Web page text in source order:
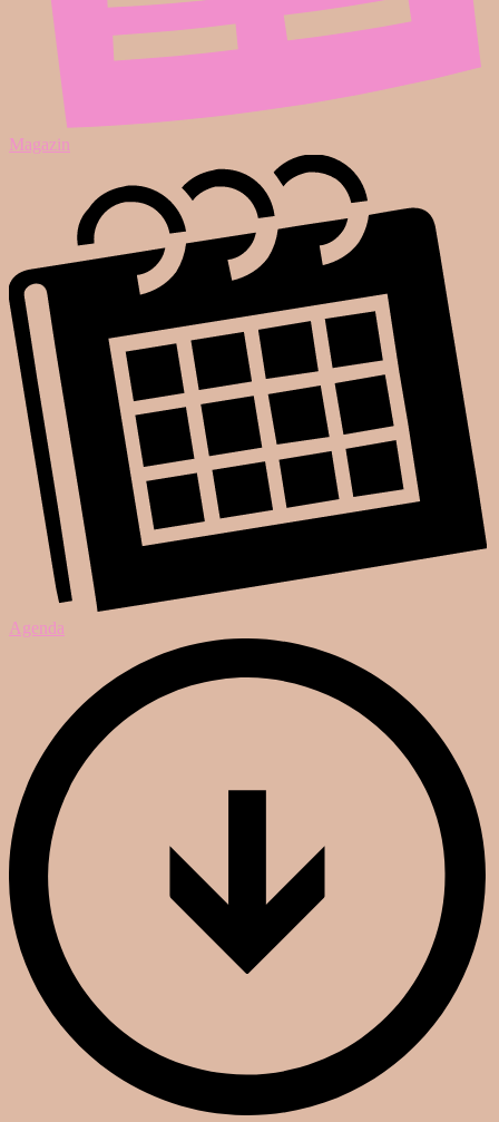
Magazin
Agenda